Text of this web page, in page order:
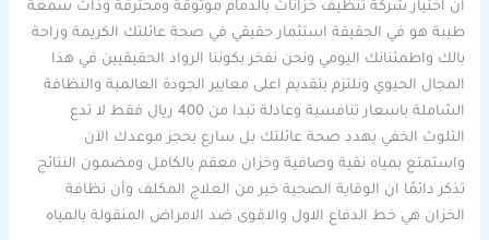
ان اختيار شركة تنظيف خزانات بالدمام موثوقة ومحترفة وذات سمعة
طيبة هو في الحقيقة استثمار حقيقي في صحة عائلتك الكريمة وراحة
بالك واطمئنانك اليومي ونحن نفخر بكوننا الرواد الحقيقيين في هذا
المجال الحيوي ونلتزم بتقديم اعلى معايير الجودة العالمية والنظافة
الشاملة باسعار تنافسية وعادلة تبدا من 400 ريال فقط لا تدع
التلوث الخفي يهدد صحة عائلتك بل سارع بحجز موعدك الآن
واستمتع بمياه نقية وصافية وخزان معقم بالكامل ومضمون النتائج
تذكر دائمًا ان الوقاية الصحية خير من العلاج المكلف وأن نظافة
الخزان هي خط الدفاع الاول والاقوى ضد الامراض المنقولة بالمياه